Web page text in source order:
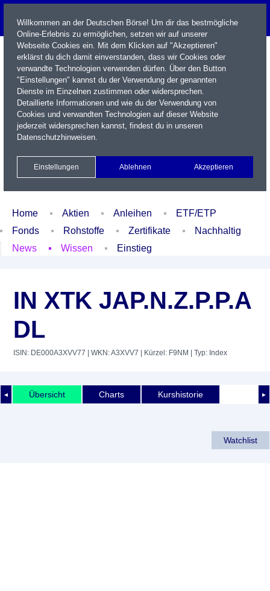
Name / WKN / ISIN / Kürzel
Xetra Realtime
Watchlist Portfolio Login
Home Aktien Anleihen
ETF/ETP
Fonds
Rohstoffe Zertifikate
Nachhaltig
News
Wissen Einstieg
IN XTK JAP.N.Z.P.P.A
DL
ISIN: DE000A3XVV77 | WKN: A3XVV7 | Kürzel: F9NM | Typ: Index
◄ ►
Übersicht Charts Kurshistorie
Watchlist
Willkommen an der Deutschen Börse! Um dir das bestmögliche
Online-Erlebnis zu ermöglichen, setzen wir auf unserer
Webseite Cookies ein. Mit dem Klicken auf "Akzeptieren"
erklärst du dich damit einverstanden, dass wir Cookies oder
verwandte Technologien verwenden dürfen. Über den Button
"Einstellungen" kannst du der Verwendung der genannten
Dienste im Einzelnen zustimmen oder widersprechen.
Detaillierte Informationen und wie du der Verwendung von
Cookies und verwandten Technologien auf dieser Website
jederzeit widersprechen kannst, findest du in unseren
Datenschutzhinweisen.
Einstellungen Ablehnen Akzeptieren